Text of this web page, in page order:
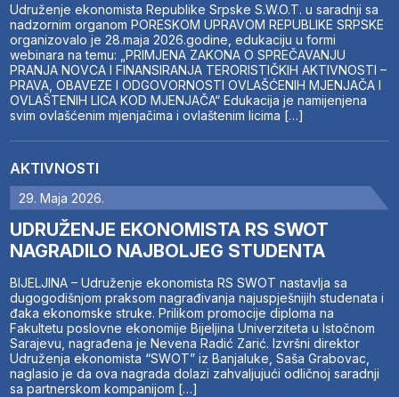
Udruženje ekonomista Republike Srpske S.W.O.T. u saradnji sa
nadzornim organom PORESKOM UPRAVOM REPUBLIKE SRPSKE
organizovalo je 28.maja 2026.godine, edukaciju u formi
webinara na temu: „PRIMJENA ZAKONA O SPREČAVANJU
PRANJA NOVCA I FINANSIRANJA TERORISTIČKIH AKTIVNOSTI –
PRAVA, OBAVEZE I ODGOVORNOSTI OVLAŠĆENIH MJENJAČA I
OVLAŠTENIH LICA KOD MJENJAČA“ Edukacija je namijenjena
svim ovlašćenim mjenjačima i ovlaštenim licima […]
AKTIVNOSTI
29. Maja 2026.
UDRUŽENJE EKONOMISTA RS SWOT
NAGRADILO NAJBOLJEG STUDENTA
BIJELJINA – Udruženje ekonomista RS SWOT nastavlja sa
dugogodišnjom praksom nagrađivanja najuspješnijih studenata i
đaka ekonomske struke. Prilikom promocije diploma na
Fakultetu poslovne ekonomije Bijeljina Univerziteta u Istočnom
Sarajevu, nagrađena je Nevena Radić Zarić. Izvršni direktor
Udruženja ekonomista “SWOT” iz Banjaluke, Saša Grabovac,
naglasio je da ova nagrada dolazi zahvaljujući odličnoj saradnji
sa partnerskom kompanijom […]